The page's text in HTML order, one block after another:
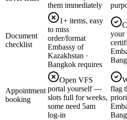
them immediately
Document
checklist
1+ items, easy
to miss
order/format
Embassy of
Kazakhstan ·
Bangkok requires
your
Appointment
booking
Open VFS
portal yourself —
slots full for weeks,
some need 5am
log-in
flag